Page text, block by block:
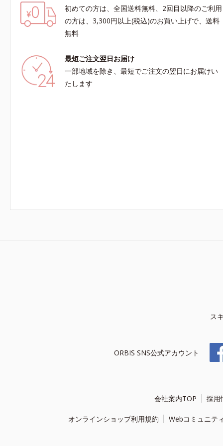
初めての方は、全国送料無料、2回目以降のご利用
の方は、3,300円以上(税込)のお買い上げで、送料
無料
最短ご注文翌日お届け
一部地域を除き、最短でご注文の翌日にお届けい
たします
ス
ORBIS SNS公式アカウント
会社案内TOP 採用
オンラインショップ利用規約 Webコミュニテ